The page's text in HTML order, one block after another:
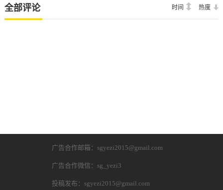
全部评论 时间 热度
广告合作邮箱：sgyezi2015@gmail.com
广告合作微信：sg_yezi3
投稿发布：sgyezi2015@gmail.com